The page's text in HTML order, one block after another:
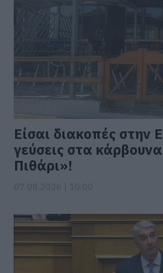
Είσαι διακοπές στην
γεύσεις στα
Πιθάρι»!